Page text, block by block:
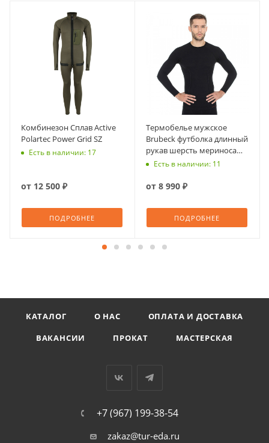
Комбинезон Сплав Active
Polartec Power Grid SZ
Есть в наличии: 17
от 12 500 ₽
ПОДРОБНЕЕ
Термобелье мужское
Brubeck футболка длинный
рукав шерсть мериноса
ACTIVE WOOL
Есть в наличии: 11
от 8 990 ₽
ПОДРОБНЕЕ
КАТАЛОГ О НАС
ОПЛАТА И ДОСТАВКА
ВАКАНСИИ
ПРОКАТ МАСТЕРСКАЯ
+7 (967) 199-38-54
zakaz@tur-eda.ru